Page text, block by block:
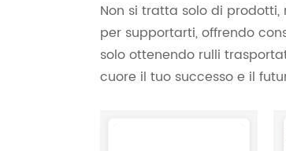
Non si tratta solo di
per supportarti, offrendo
solo ottenendo rulli
cuore il tuo successo e il